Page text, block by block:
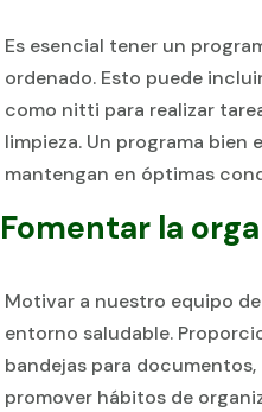
Es esencial tener un
ordenado. Esto puede
como nitti para realizar
limpieza. Un programa
mantengan en óptimas
Fomentar la
Motivar a nuestro equipo
entorno saludable.
bandejas para
promover hábitos de